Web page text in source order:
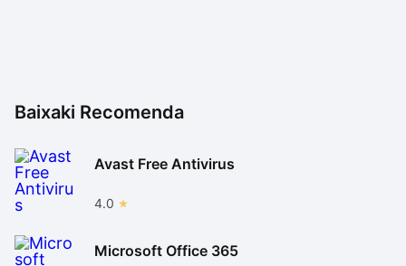
Baixaki Recomenda
Avast Free Antivirus
4.0
Microsoft Office 365